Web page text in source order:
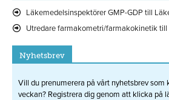
Läkemedelsinspektörer GMP-GDP till
Utredare farmakometri/farmakokinetik
Nyhetsbrev
Vill du prenumerera på vårt nyhetsbrev som
veckan? Registrera dig genom att klicka på